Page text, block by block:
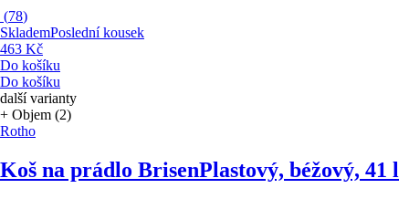
(78)
SklademPoslední kousek
463 Kč
Do košíku
Do košíku
další varianty
+ Objem (2)
Rotho
Koš na prádlo BrisenPlastový, béžový, 41 l